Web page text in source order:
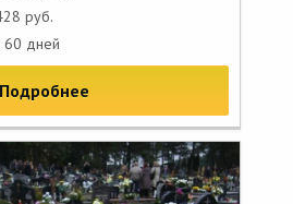
руб.
60 дней
Подробнее